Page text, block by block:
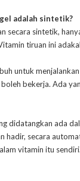
adalah sintetik?
secara sintetik,
tiruan ini
untuk
bekerja. Ada
didatangkan ada
hadir, secara
vitamin itu sendiri.